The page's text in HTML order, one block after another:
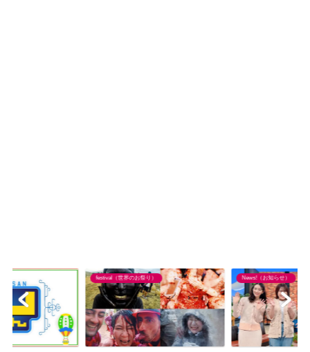
festival（世界のお祭り） News!（お知らせ）